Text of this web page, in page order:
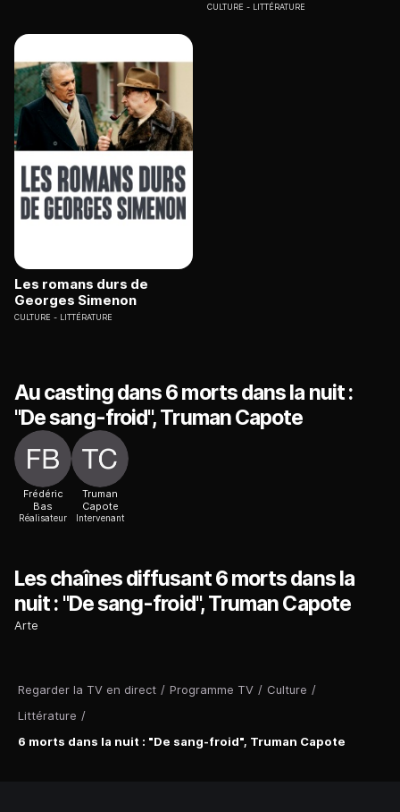
Regarder la TV en direct / Programme TV / Culture /
Littérature /
6 morts dans la nuit : "De sang-froid", Truman Capote
CULTURE LITTÉRATURE
Les romans durs de
Georges Simenon
CULTURE LITTÉRATURE
Au casting dans 6 morts dans la nuit :
"De sang-froid", Truman Capote
Frédéric
Bas
Réalisateur
Truman
Capote
Intervenant
Les chaînes diffusant 6 morts dans la
nuit : "De sang-froid", Truman Capote
Arte